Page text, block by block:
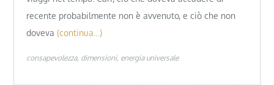
recente probabilmente non è avvenuto, e ciò che non
doveva (continua…)
consapevolezza dimensioni energia universale